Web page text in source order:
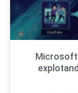
Microsoft